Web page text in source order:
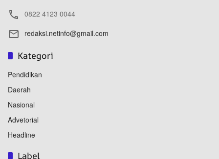
0822 4123 0044
redaksi.netinfo@gmail.com
Kategori
Pendidikan
Daerah
Nasional
Advetorial
Headline
Label